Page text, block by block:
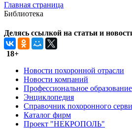
Главная страница
Библиотека
Делясь ссылкой на статьи и
18+
Новости похоронной отрасли
Новости компаний
Профессиональное образование
Энциклопедия
Справочник похоронного
Каталог фирм
Проект "НЕКРОПОЛЬ"